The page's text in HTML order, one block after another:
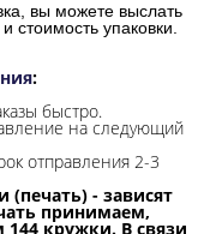
вы можете выслать
стоимость упаковки.
:
быстро.
на следующий
отправления 2-3
(печать) - зависят
принимаем,
144 кружки. В связи